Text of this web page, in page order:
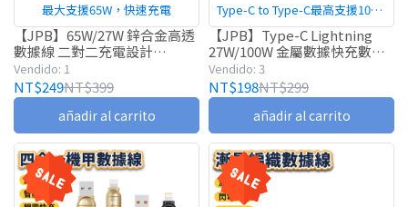
最大支援65W，快速充電
【JPB】65W/27W 鋅合金高透
數據線 二對二充電設計
Lightning Type-C 充電線 數據
線
Vendido: 1
NT$249NT$399
añadir al carrito
Type-C to Type-C最高支援100W
PD快充
【JPB】Type-C Lightning
27W/100W 金屬數據快充數據
線 快充線 充電線 數據線
Vendido: 3
NT$198NT$299
añadir al carrito